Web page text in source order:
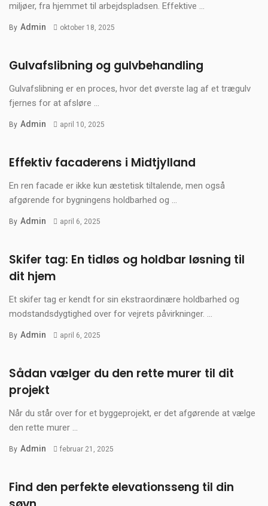
miljøer, fra hjemmet til arbejdspladsen. Effektive ...
By Admin oktober 18, 2025
Gulvafslibning og gulvbehandling
Gulvafslibning er en proces, hvor det øverste lag af et trægulv
fjernes for at afsløre ...
By Admin april 10, 2025
Effektiv facaderens i Midtjylland
En ren facade er ikke kun æstetisk tiltalende, men også
afgørende for bygningens holdbarhed og ...
By Admin april 6, 2025
Skifer tag: En tidløs og holdbar løsning til
dit hjem
Et skifer tag er kendt for sin ekstraordinære holdbarhed og
modstandsdygtighed over for vejrets påvirkninger. ...
By Admin april 6, 2025
Sådan vælger du den rette murer til dit
projekt
Når du står over for et byggeprojekt, er det afgørende at vælge
den rette murer ...
By Admin februar 21, 2025
Find den perfekte elevationsseng til din